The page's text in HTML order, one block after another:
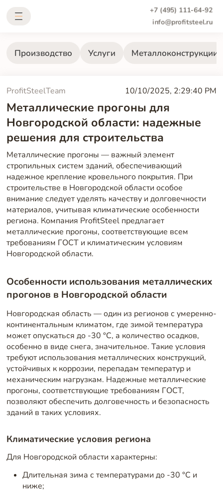
+7 (495) 111-64-92
info@profitsteel.ru
Производство Услуги Металлоконструкции
ProfitSteelTeam 10/10/2025, 2:29:40 PM
Металлические прогоны для
Новгородской области: надежные
решения для строительства
Металлические прогоны — важный элемент
стропильных систем зданий, обеспечивающий
надежное крепление кровельного покрытия. При
строительстве в Новгородской области особое
внимание следует уделять качеству и долговечности
материалов, учитывая климатические особенности
региона. Компания ProfitSteel предлагает
металлические прогоны, соответствующие всем
требованиям ГОСТ и климатическим условиям
Новгородской области.
Особенности использования металлических
прогонов в Новгородской области
Новгородская область — один из регионов с умеренно-
континентальным климатом, где зимой температура
может опускаться до -30 °C, а количество осадков,
особенно в виде снега, значительное. Такие условия
требуют использования металлических конструкций,
устойчивых к коррозии, перепадам температур и
механическим нагрузкам. Надежные металлические
прогоны, соответствующие требованиям ГОСТ,
позволяют обеспечить долговечность и безопасность
зданий в таких условиях.
Климатические условия региона
Для Новгородской области характерны:
Длительная зима с температурами до -30 °C и
ниже;